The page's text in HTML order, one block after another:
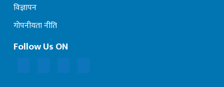
विज्ञापन
गोपनीयता नीति
Follow Us ON